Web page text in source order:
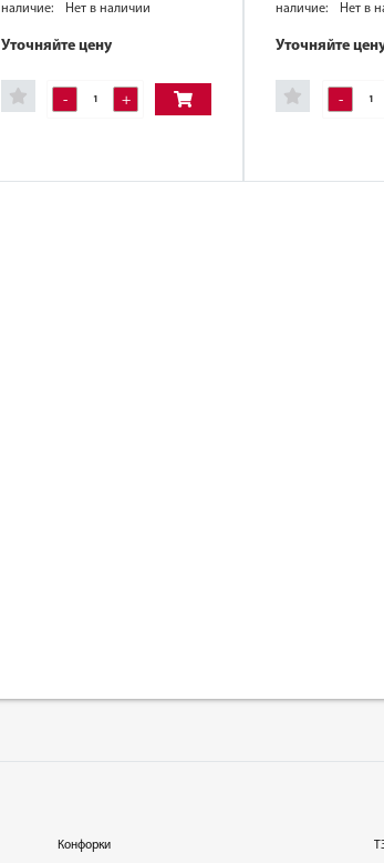
наличие:
Нет в наличии
Уточняйте цену
- +
наличие:
Нет в
Уточняйте
-
Конфорки